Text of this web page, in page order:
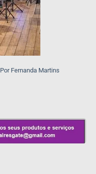
Por Fernanda Martins